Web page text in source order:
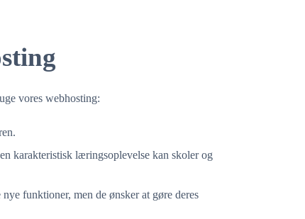
vores webhosting:
karakteristisk læringsoplevelse kan skoler og
funktioner, men de ønsker at gøre deres